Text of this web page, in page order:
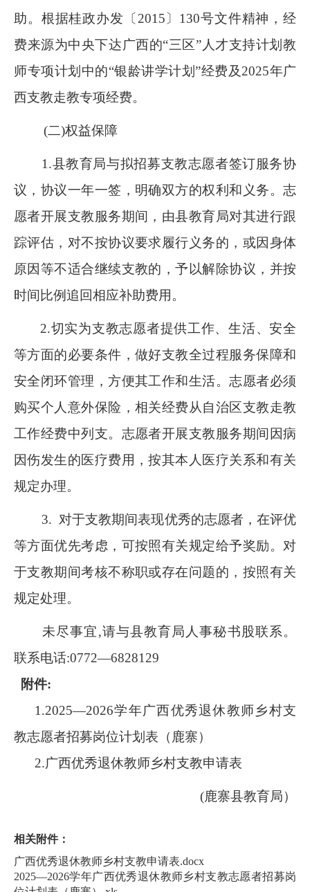
助。根据桂政办发〔2015〕130号文件精神，经
费来源为中央下达广西的“三区”人才支持计划教
师专项计划中的“银龄讲学计划”经费及2025年广
西支教走教专项经费。
(二)权益保障
1.县教育局与拟招募支教志愿者签订服务协
议，协议一年一签，明确双方的权利和义务。志
愿者开展支教服务期间，由县教育局对其进行跟
踪评估，对不按协议要求履行义务的，或因身体
原因等不适合继续支教的，予以解除协议，并按
时间比例追回相应补助费用。
2.切实为支教志愿者提供工作、生活、安全
等方面的必要条件，做好支教全过程服务保障和
安全闭环管理，方便其工作和生活。志愿者必须
购买个人意外保险，相关经费从自治区支教走教
工作经费中列支。志愿者开展支教服务期间因病
因伤发生的医疗费用，按其本人医疗关系和有关
规定办理。
3. 对于支教期间表现优秀的志愿者，在评优
等方面优先考虑，可按照有关规定给予奖励。对
于支教期间考核不称职或存在问题的，按照有关
规定处理。
未尽事宜,请与县教育局人事秘书股联系。
联系电话:0772—6828129
附件:
1.2025—2026学年广西优秀退休教师乡村支
教志愿者招募岗位计划表（鹿寨）
2.广西优秀退休教师乡村支教申请表
(鹿寨县教育局）
相关附件：
广西优秀退休教师乡村支教申请表.docx
2025—2026学年广西优秀退休教师乡村支教志愿者招募岗